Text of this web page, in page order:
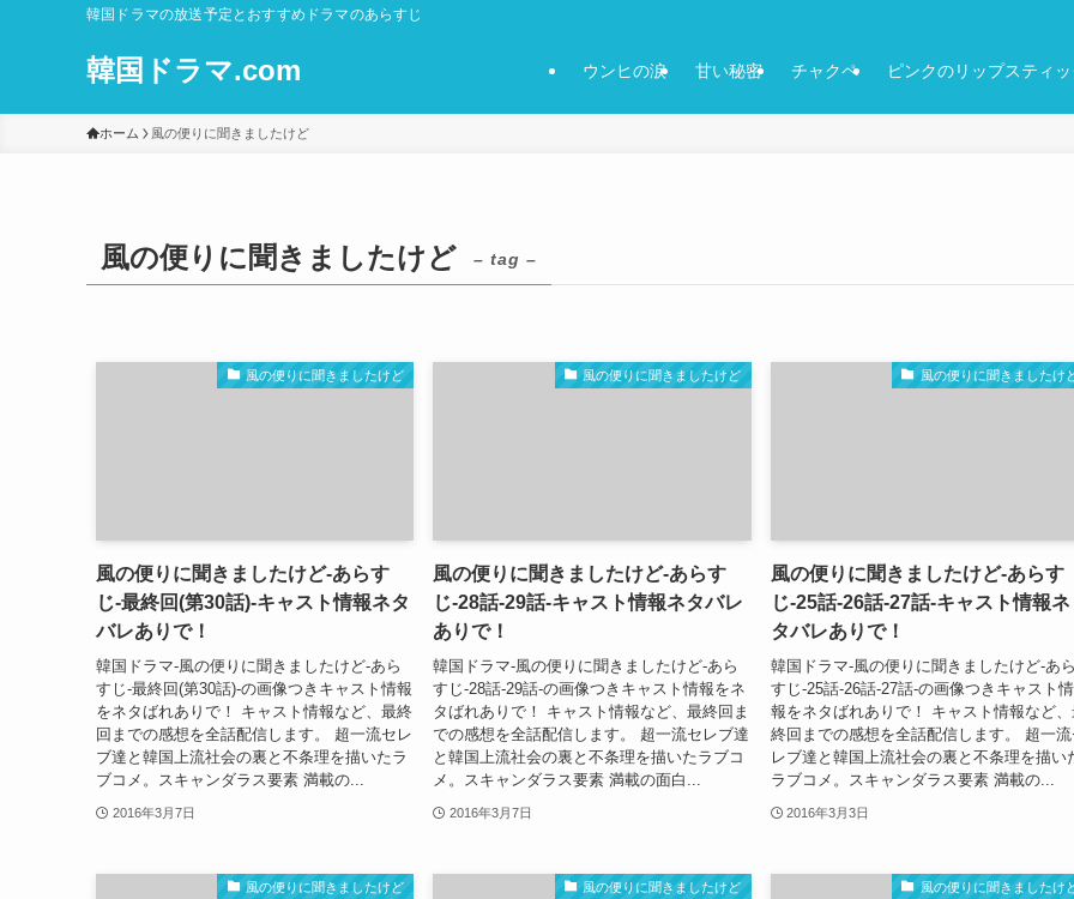
韓国ドラマの放送予定とおすすめドラマのあらすじ
韓国ドラマ.com ウンヒの涙 甘い秘密 チャクペ ピンクのリップスティ
ホーム 風の便りに聞きましたけど
風の便りに聞きましたけど – tag –
風の便りに聞きましたけど
風の便りに聞きましたけど-あらす
じ-最終回(第30話)-キャスト情報ネタ
バレありで！
韓国ドラマ-風の便りに聞きましたけど-あら
すじ-最終回(第30話)-の画像つきキャスト情報
をネタばれありで！ キャスト情報など、最終
回までの感想を全話配信します。 超一流セレ
ブ達と韓国上流社会の裏と不条理を描いたラ
ブコメ。スキャンダラス要素 満載の...
2016年3月7日
風の便りに聞きましたけど
風の便りに聞きましたけど-あらす
じ-28話-29話-キャスト情報ネタバレ
ありで！
韓国ドラマ-風の便りに聞きましたけど-あら
すじ-28話-29話-の画像つきキャスト情報をネ
タばれありで！ キャスト情報など、最終回ま
での感想を全話配信します。 超一流セレブ達
と韓国上流社会の裏と不条理を描いたラブコ
メ。スキャンダラス要素 満載の面白...
2016年3月7日
風の便りに聞きましたけ
風の便りに聞きましたけど-あらす
じ-25話-26話-27話-キャスト情報ネ
タバレありで！
韓国ドラマ-風の便りに聞きましたけど-あら
すじ-25話-26話-27話-の画像つきキャスト情
報をネタばれありで！ キャスト情報など、
終回までの感想を全話配信します。 超一流
レブ達と韓国上流社会の裏と不条理を描い
ラブコメ。スキャンダラス要素 満載の...
2016年3月3日
風の便りに聞きましたけど 風の便りに聞きましたけど 風の便りに聞きましたけ